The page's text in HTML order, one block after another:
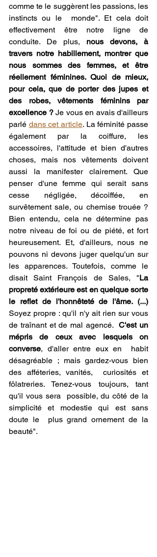
comme te le suggèrent les passions, les
instincts ou le  monde". Et cela doit
effectivement être notre ligne de
conduite. De plus, nous devons, à
travers notre habillement, montrer que
nous sommes des femmes, et être
réellement féminines. Quoi de mieux,
pour cela, que de porter des jupes et
des robes, vêtements féminins par
excellence ? Je vous en avais d'ailleurs
parlé dans cet article. La féminité passe
également par la coiffure, les
accessoires, l'attitude et bien d'autres
choses, mais nos vêtements doivent
aussi la manifester clairement. Que
penser d'une femme qui serait sans
cesse négligée, décoiffée, en
survêtement sale, ou chemise trouée ?
Bien entendu, cela ne détermine pas
notre niveau de foi ou de piété, et fort
heureusement. Et, d'ailleurs, nous ne
pouvons ni devons juger quelqu'un sur
les apparences. Toutefois, comme le
disait Saint François de Sales, "La
propreté extérieure est en quelque sorte
Soyez propre : qu'il n'y ait rien sur vous
de traînant et de mal agencé. C'est un
mépris de ceux avec lesquels on
converse, d'aller entre eux en  habit
désagréable ; mais gardez-vous bien
des afféteries, vanités,  curiosités et
fôlatreries. Tenez-vous toujours, tant
qu'il vous sera  possible, du côté de la
simplicité et modestie qui est sans
doute le  plus grand ornement de la
beauté".